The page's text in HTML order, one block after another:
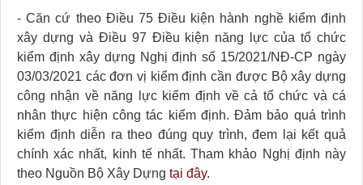
- Căn cứ theo Điều 75 Điều kiện hành nghề kiểm định
xây dựng và Điều 97 Điều kiện năng lực của tổ chức
kiểm định xây dựng Nghị định số 15/2021/NĐ-CP ngày
03/03/2021 các đơn vị kiểm định cần được Bộ xây dựng
công nhận về năng lực kiểm định về cả tổ chức và cá
nhân thực hiện công tác kiểm định. Đảm bảo quá trình
kiểm định diễn ra theo đúng quy trình, đem lại kết quả
chính xác nhất, kinh tế nhất. Tham khảo Nghị định này
theo Nguồn Bộ Xây Dựng tại đây.